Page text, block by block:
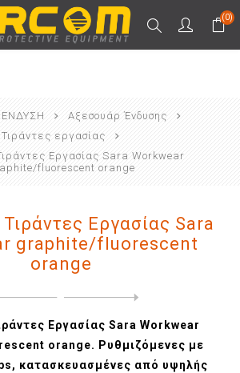
(0)
ΕΝΔΥΣΗ
Αξεσουάρ Ένδυσης
Τιράντες εργασίας
Εργασίας Sara Workwear
fluorescent orange
Εργασίας Sara
graphite/fluorescent
orange
Εργασίας Sara Workwear
orange. Ρυθμιζόμενες με
κατασκευασμένες από υψηλής